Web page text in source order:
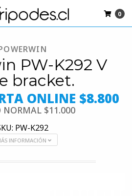
0
PW-K292 V
bracket.
ONLINE $8.800
NORMAL $11.000
PW-K292
INFORMACIÓN